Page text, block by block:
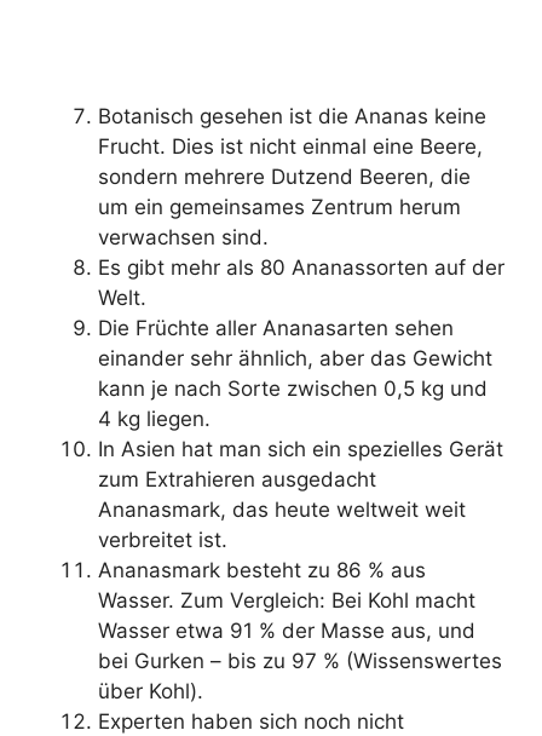
Botanisch gesehen ist die Ananas keine
Frucht. Dies ist nicht einmal eine Beere,
sondern mehrere Dutzend Beeren, die
um ein gemeinsames Zentrum herum
verwachsen sind.
Es gibt mehr als 80 Ananassorten auf der
Welt.
Die Früchte aller Ananasarten sehen
einander sehr ähnlich, aber das Gewicht
kann je nach Sorte zwischen 0,5 kg und
4 kg liegen.
In Asien hat man sich ein spezielles Gerät
zum Extrahieren ausgedacht
Ananasmark, das heute weltweit weit
verbreitet ist.
Ananasmark besteht zu 86 % aus
Wasser. Zum Vergleich: Bei Kohl macht
Wasser etwa 91 % der Masse aus, und
bei Gurken – bis zu 97 % (Wissenswertes
über Kohl).
Experten haben sich noch nicht